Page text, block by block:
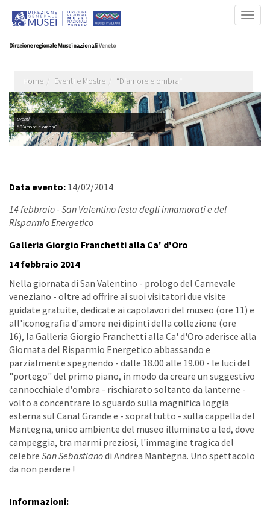
principale
Home Eventi e Mostre “D'amore e ombra"
Eventi
“D'amore e ombra"
Data evento: 14/02/2014
14 febbraio - San Valentino festa degli innamorati e del
Risparmio Energetico
Galleria Giorgio Franchetti alla Ca' d'Oro
14 febbraio 2014
Nella giornata di San Valentino - prologo del Carnevale
veneziano - oltre ad offrire ai suoi visitatori due visite
guidate gratuite, dedicate ai capolavori del museo (ore 11) e
all'iconografia d'amore nei dipinti della collezione (ore
16), la Galleria Giorgio Franchetti alla Ca' d'Oro aderisce alla
Giornata del Risparmio Energetico abbassando e
parzialmente spegnendo - dalle 18.00 alle 19.00 - le luci del
"portego" del primo piano, in modo da creare un suggestivo
cannocchiale d'ombra - rischiarato soltanto da lanterne -
volto a concentrare lo sguardo sulla magnifica loggia
esterna sul Canal Grande e - soprattutto - sulla cappella del
Mantegna, unico ambiente del museo illuminato a led, dove
campeggia, tra marmi preziosi, l'immagine tragica del
celebre San Sebastianodi Andrea Mantegna. Uno spettacolo
da non perdere !
Informazioni: